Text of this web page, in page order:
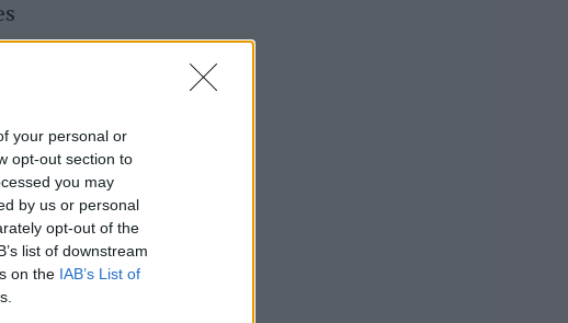
your personal or
opt-out section to
you may
by us or personal
opt-out of the
list of downstream
on the IAB’s List of